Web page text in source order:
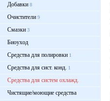
Добавки 8
Очистители 9
Смазки 3
Биоуход
Средства для полировки 1
Средства для сист. конд. 1
Средства для систем охлажд.
Чистящие/моющие средства